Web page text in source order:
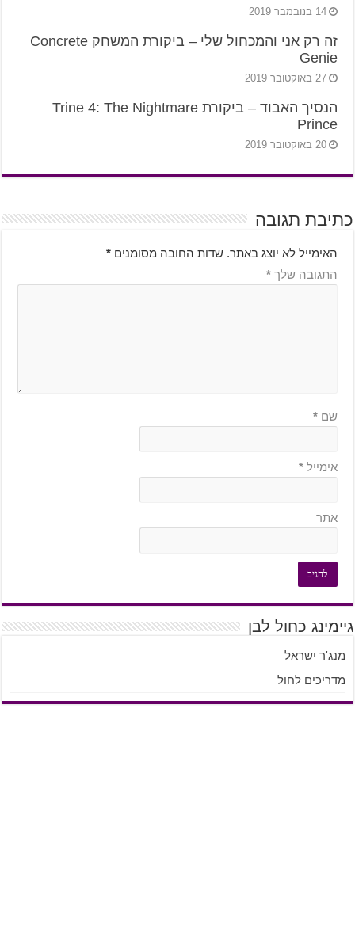
14 בנובמבר 2019
זה רק אני והמכחול שלי – ביקורת המשחק Concrete
Genie
27 באוקטובר 2019
הנסיך האבוד – ביקורת Trine 4: The Nightmare
Prince
20 באוקטובר 2019
כתיבת תגובה
האימייל לא יוצג באתר. שדות החובה מסומנים *
התגובה שלך *
שם *
אימייל *
אתר
גיימינג כחול לבן
מנג'ר ישראל
מדריכים לחול